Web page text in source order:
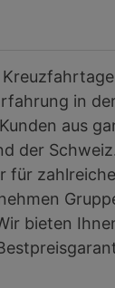
in
aus
der
für
bieten